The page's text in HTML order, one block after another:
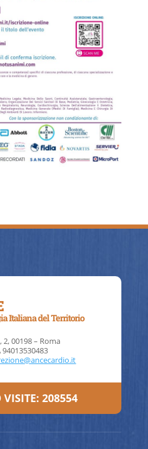
Italiana del Territorio
2, 00198 – Roma
94013530483
VISITE:208554